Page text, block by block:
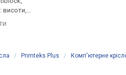
висоти,
/ Primteks Plus / Комп'ютерне